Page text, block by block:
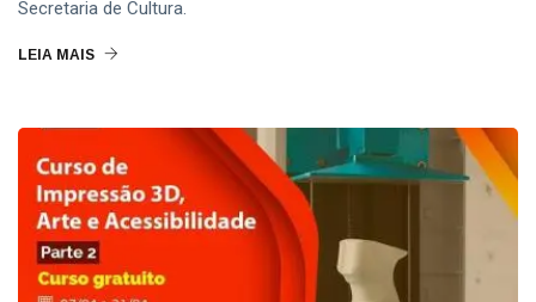
Tags
T
Vagas De Emprego Bauru
Emprega Bauru
Empregos Bauru
Secretaria de Cultura.
LEIA MAIS